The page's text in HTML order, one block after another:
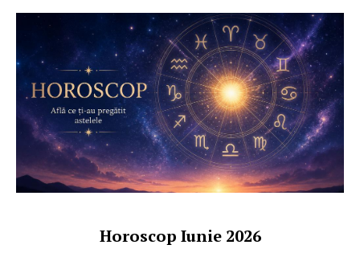
Horoscop Iunie 2026